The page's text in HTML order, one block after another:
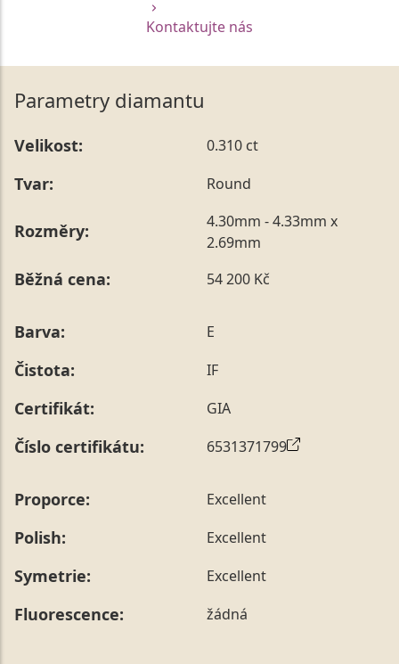
Kontaktujte nás
Parametry diamantu
Velikost: 0.310 ct
Tvar: Round
Rozměry:
4.30mm - 4.33mm x
2.69mm
Běžná cena: 54 200 Kč
Barva: E
Čistota: IF
Certifikát: GIA
Číslo certifikátu: 6531371799
Proporce: Excellent
Polish: Excellent
Symetrie: Excellent
Fluorescence: žádná